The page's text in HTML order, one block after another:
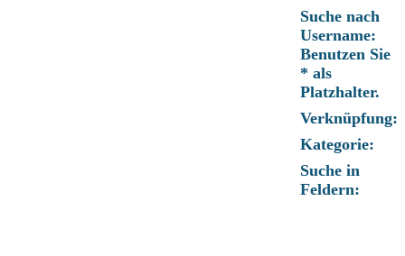
Suche nach
Username:
Benutzen Sie
* als
Platzhalter.
Verknüpfung:
Kategorie:
Suche in
Feldern: